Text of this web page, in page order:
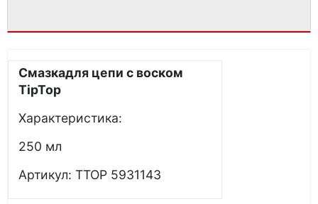
Смазкадля цепи с воском
TipTop
Характеристика:
250 мл
Артикул: TTOP 5931143